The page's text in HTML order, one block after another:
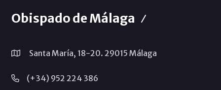
Obispado de Málaga
Santa María, 18-20. 29015 Málaga
(+34) 952 224 386